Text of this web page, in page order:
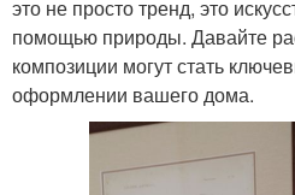
это не просто тренд, это
помощью природы. Давайте
композиции могут стать
оформлении вашего дома.